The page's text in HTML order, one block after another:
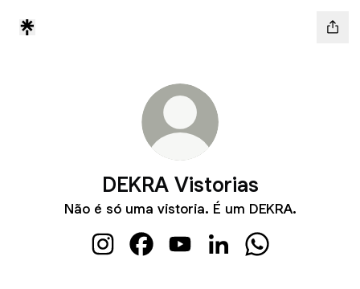
DEKRA Vistorias
Não é só uma vistoria. É um DEKRA.